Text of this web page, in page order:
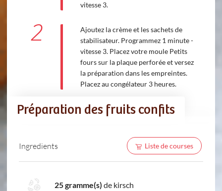
vitesse 3.
2
Ajoutez la crème et les sachets de
stabilisateur. Programmez 1 minute -
vitesse 3. Placez votre moule Petits
fours sur la plaque perforée et versez
la préparation dans les empreintes.
Placez au congélateur 3 heures.
Préparation des fruits confits
Ingredients Liste de courses
25 gramme(s) de kirsch